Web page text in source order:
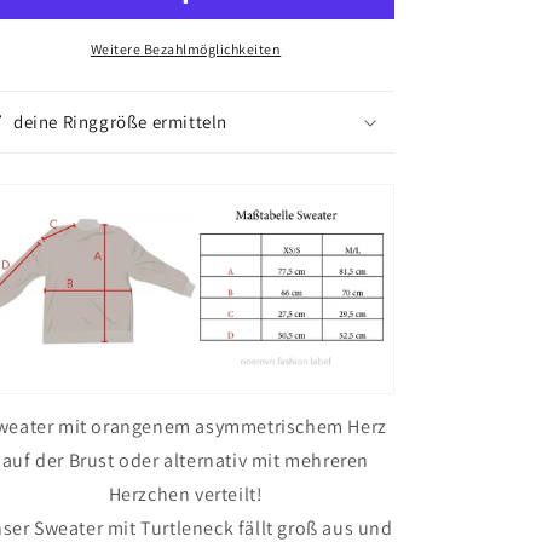
Herzchen
Herzchen
orange
Weitere Bezahlmöglichkeiten
deine Ringgröße ermitteln
mit orangenem asymmetrischem Herz
auf der Brust oder alternativ mit mehreren
Herzchen verteilt!
Sweater mit Turtleneck fällt groß aus und